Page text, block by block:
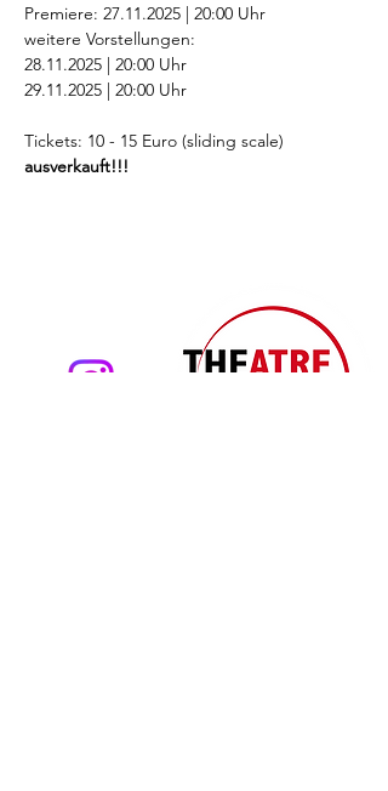
Premiere: 27.11.2025 | 20:00 Uhr
weitere Vorstellungen:
28.11.2025 | 20:00 Uhr
29.11.2025 | 20:00 Uhr
Tickets: 10 - 15 Euro (sliding scale)
ausverkauft!!!